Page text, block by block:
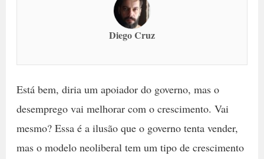
Diego Cruz
Está bem, diria um apoiador do governo, mas o
desemprego vai melhorar com o crescimento. Vai
mesmo? Essa é a ilusão que o governo tenta vender,
mas o modelo neoliberal tem um tipo de crescimento